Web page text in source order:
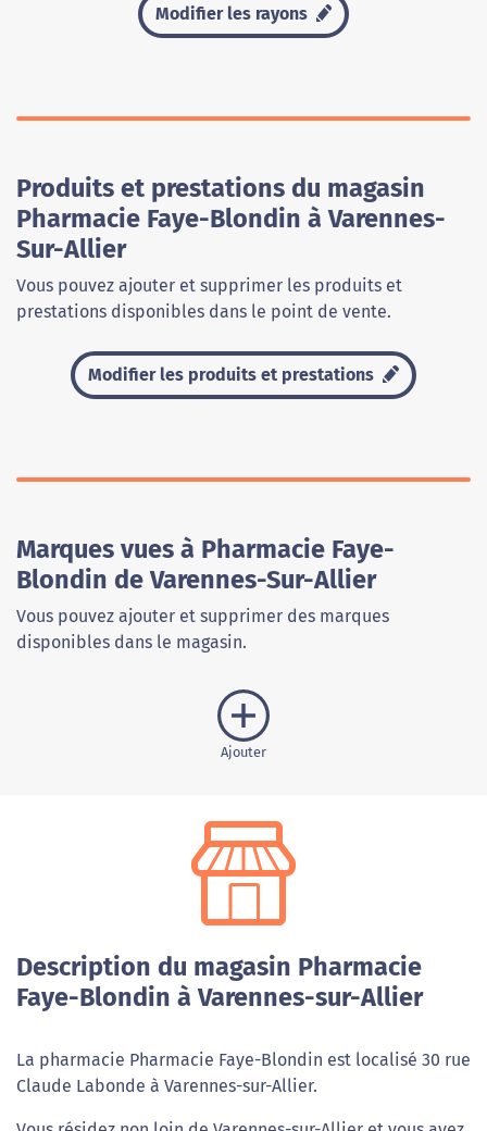
Modifier les rayons
Produits et prestations du magasin
Pharmacie Faye-Blondin à Varennes-
Sur-Allier
Vous pouvez ajouter et supprimer les produits et
prestations disponibles dans le point de vente.
Modifier les produits et prestations
Marques vues à Pharmacie Faye-
Blondin de Varennes-Sur-Allier
Vous pouvez ajouter et supprimer des marques
disponibles dans le magasin.
Ajouter
Description du magasin Pharmacie
Faye-Blondin à Varennes-sur-Allier
La pharmacie Pharmacie Faye-Blondin est localisé 30 rue
Claude Labonde à Varennes-sur-Allier.